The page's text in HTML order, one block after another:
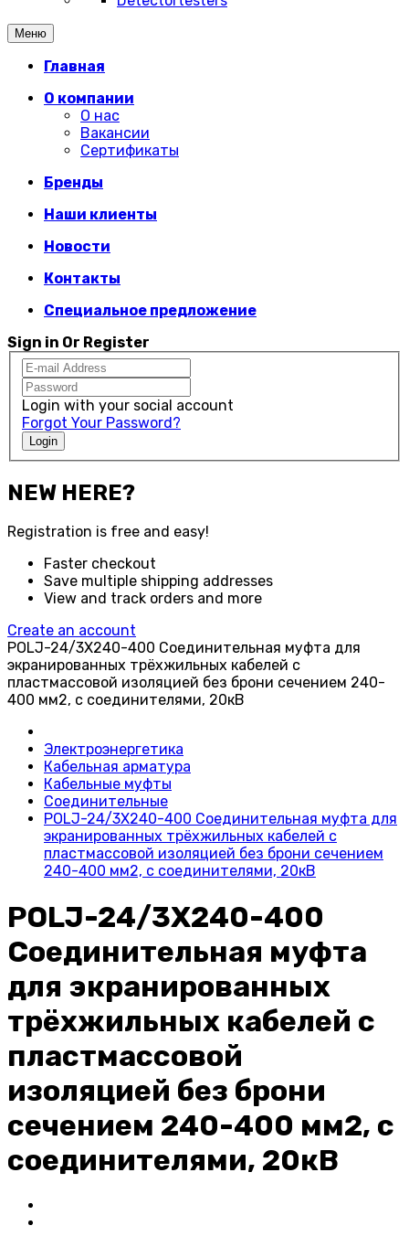
Меню
Главная
О компании
О нас
Вакансии
Сертификаты
Бренды
Наши клиенты
Новости
Контакты
Специальное предложение
Sign in Or Register
Login with your social account
Forgot Your Password?
Login
NEW HERE?
Registration is free and easy!
Faster checkout
Save multiple shipping addresses
View and track orders and more
Create an account
POLJ-24/3X240-400 Соединительная муфта для
экранированных трёхжильных кабелей с
пластмассовой изоляцией без брони сечением 240-
400 мм2, с соединителями, 20кВ
Электроэнергетика
Кабельная арматура
Кабельные муфты
Соединительные
POLJ-24/3X240-400 Соединительная муфта для
экранированных трёхжильных кабелей с
пластмассовой изоляцией без брони сечением
240-400 мм2, с соединителями, 20кВ
POLJ-24/3X240-400
Соединительная муфта
для экранированных
трёхжильных кабелей с
пластмассовой
изоляцией без брони
сечением 240-400 мм2, с
соединителями, 20кВ